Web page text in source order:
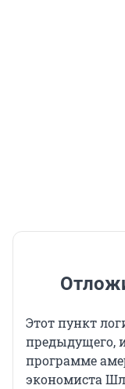
Этот пункт
предыдущего,
программе
экономиста